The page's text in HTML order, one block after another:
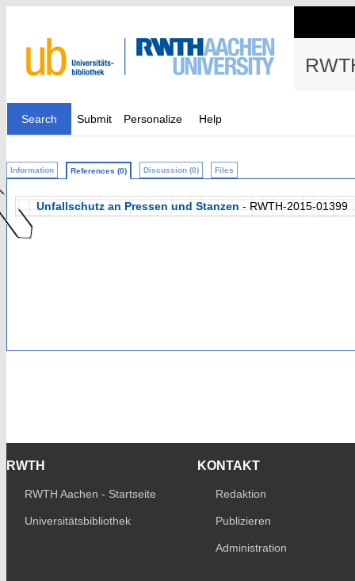
Search Submit Personalize Help
Information References (0) Discussion (0) Files
Unfallschutz an Pressen und Stanzen - RWTH-2015-01399
RWTH
RWTH Aachen - Startseite
Universitätsbibliothek
KONTAKT
Redaktion
Publizieren
Administration